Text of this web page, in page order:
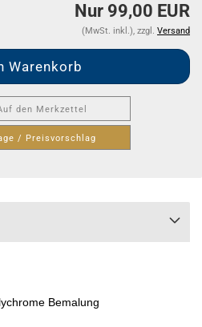
Nur 99,00 EUR
(MwSt. inkl.), zzgl. Versand
den Merkzettel
/ Preisvorschlag
Bemalung